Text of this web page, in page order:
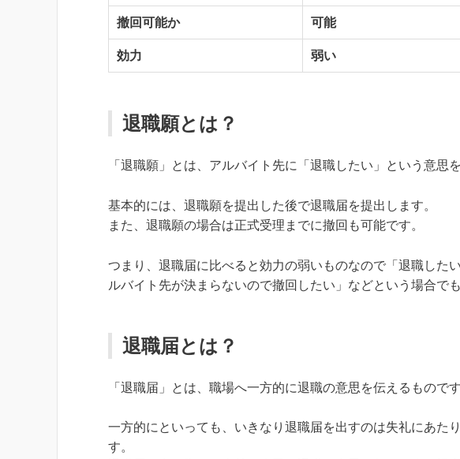
撤回可能か 可能
効力 弱い
退職願とは？
「退職願」とは、アルバイト先に「退職したい」という意思
基本的には、退職願を提出した後で退職届を提出します。
また、退職願の場合は正式受理までに撤回も可能です。
つまり、退職届に比べると効力の弱いものなので「退職した
ルバイト先が決まらないので撤回したい」などという場合で
退職届とは？
「退職届」とは、職場へ一方的に退職の意思を伝えるものです
一方的にといっても、いきなり退職届を出すのは失礼にあた
す。